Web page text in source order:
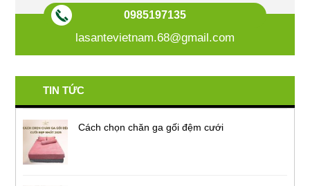
0985197135
lasantevietnam.68@gmail.com
TIN TỨC
Cách chọn chăn ga gối đệm cưới